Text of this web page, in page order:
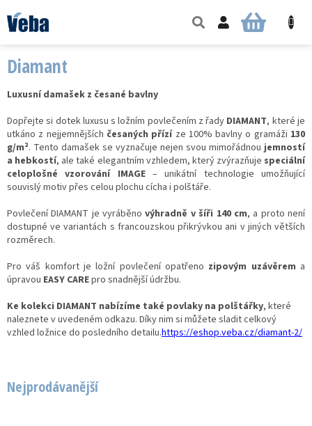
na
obsah
NÁKUPNÍ
Diamant
Luxusní damašek z česané bavlny
Dopřejte si dotek luxusu s ložním povlečením z řady DIAMANT, které je
utkáno z nejjemnějších česaných přízíze 100% bavlny o gramáži 130
g/m². Tento damašek se vyznačuje nejen svou mimořádnou jemností
a hebkostí, ale také elegantním vzhledem, který zvýrazňuje speciální
celoplošné vzorování IMAGE– unikátní technologie umožňující
souvislý motiv přes celou plochu cícha i polštáře.
Povlečení DIAMANT je vyráběnovýhradně v šíři 140 cm, a proto není
dostupné ve variantách s francouzskou přikrývkou ani v jiných větších
rozměrech.
Pro váš komfort je ložní povlečení opatřeno zipovým uzávěrem a
úpravou EASY CAREpro snadnější údržbu.
Ke kolekci DIAMANT nabízíme také povlaky na polštářky, které
naleznete v uvedeném odkazu. Díky nim si můžete sladit celkový
vzhled ložnice do posledního detailu.https://eshop.veba.cz/diamant-2/
Nejprodávanější